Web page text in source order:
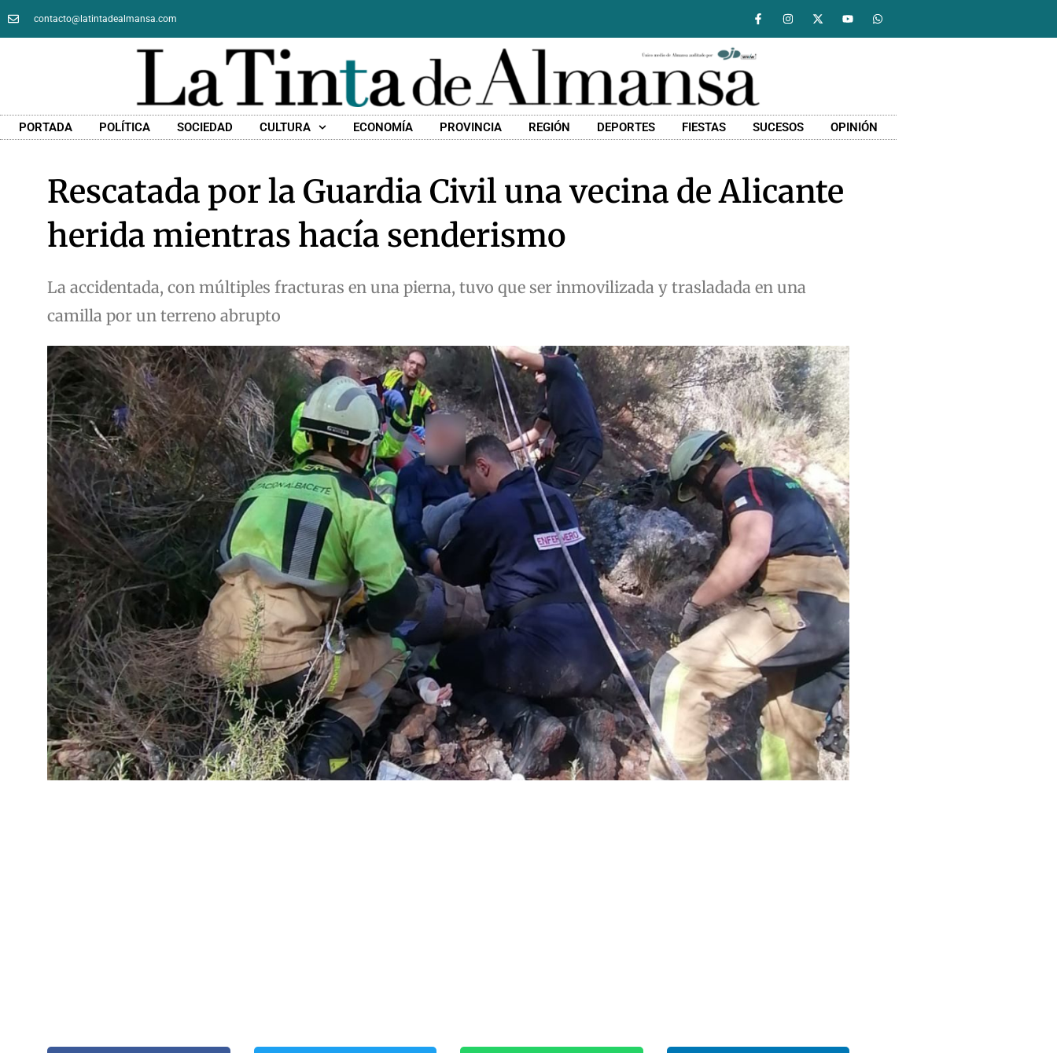
contacto@latintadealmansa.com
PORTADA POLÍTICA SOCIEDAD CULTURA ECONOMÍA PROVINCIA REGIÓN DEPORTES FIESTAS SUCESOS OPINIÓN
Rescatada por la Guardia Civil una vecina de Alicante
herida mientras hacía senderismo
La accidentada, con múltiples fracturas en una pierna, tuvo que ser inmovilizada y trasladada en una
camilla por un terreno abrupto